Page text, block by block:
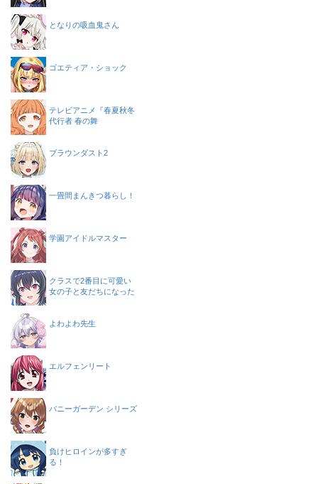
となりの吸血鬼さん
ゴエティア・ショック
テレビアニメ『春夏秋冬
代行者 春の舞
ブラウンダスト2
一畳間まんきつ暮らし！
学園アイドルマスター
クラスで2番目に可愛い
女の子と友だちになった
よわよわ先生
エルフェンリート
バニーガーデン シリーズ
負けヒロインが多すぎ
る！